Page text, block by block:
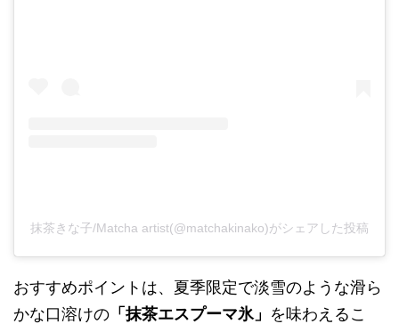
抹茶きな子/Matcha artist(@matchakinako)がシェアした投稿
おすすめポイントは、夏季限定で淡雪のような滑ら
かな口溶けの 「抹茶エスプーマ氷」 を味わえるこ